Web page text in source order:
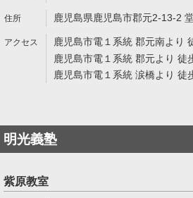
鹿児島県鹿児島市郡元2-13-2
鹿児島市電１系統 郡元南より
鹿児島市電１系統 郡元より 徒
鹿児島市電１系統 涙橋より 徒
明光義塾
紫原教室